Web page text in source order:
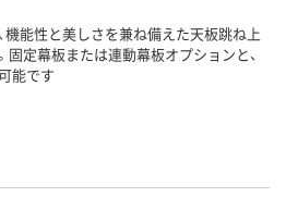
機能性と美しさを兼ね備えた天板跳ね上
定幕板または連動幕板オプションと、
能です